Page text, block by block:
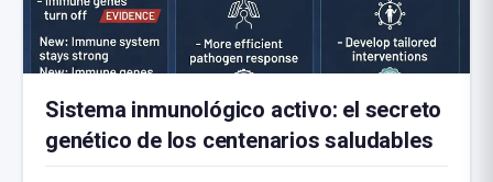
Sistema inmunológico activo: el secreto
genético de los centenarios saludables